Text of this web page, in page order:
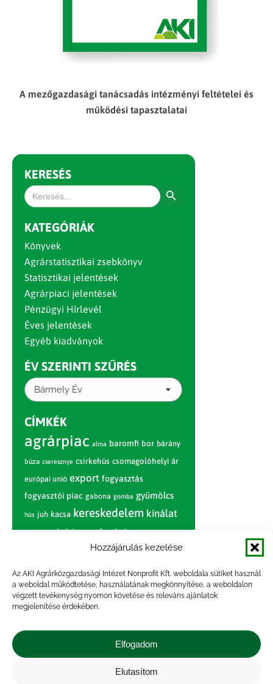
Hozzájárulás kezelése
Az AKI Agrárközgazdasági Intézet Nonprofit Kft. weboldala sütiket használ
a weboldal működtetése, használatának megkönnyítése, a weboldalon
végzett tevékenység nyomon követése és releváns ajánlatok
megjelenítése érdekében.
Elfogadom
Elutasítom
A mezőgazdasági tanácsadás intézményi feltételei és
működési tapasztalatai
KERESÉS
Search
for:
KATEGÓRIÁK
Könyvek
Agrárstatisztikai zsebkönyv
Statisztikai jelentések
Agrárpiaci jelentések
Pénzügyi Hírlevél
Éves jelentések
Egyéb kiadványok
ÉV SZERINTI SZŰRÉS
Bármely Év
CÍMKÉK
agrárpiac alma baromfi bor bárány
búza cseresznye csirkehús csomagolóhelyi ár
európai unió export fogyasztás
fogyasztói piac gabona gomba gyümölcs
hús juh kacsa kereskedelem kínálat
körte marhahús nagybani piac narancs
nemzetközi árinformációk
paradicsom piac piaci jelentés
pulyka pulykahús sertés sertéshús
szarvasmarha termelés
termelői
zöldség árak
átlagárértékesítési ár